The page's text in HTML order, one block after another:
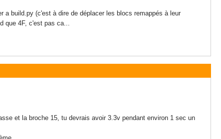
build.py (c'est à dire de déplacer les blocs remappés à leur
que 4F, c'est pas ca...
et la broche 15, tu devrais avoir 3.3v pendant environ 1 sec un